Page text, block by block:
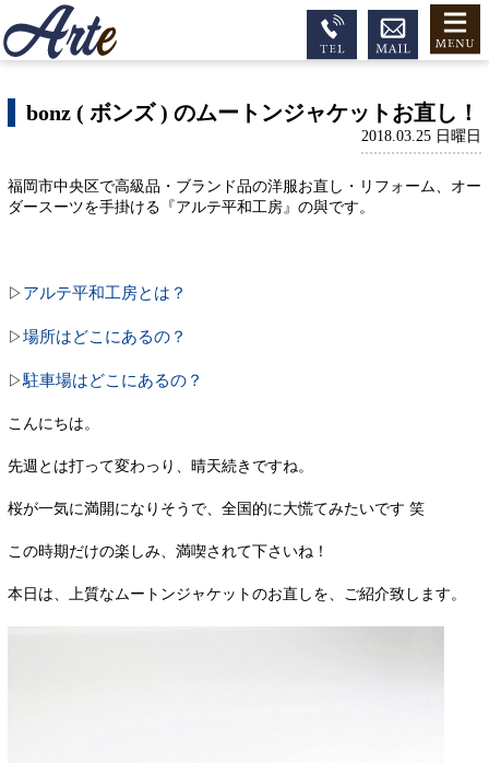
bonz ( ボンズ ) のムートンジャケットお直し！
2018.03.25 日曜日
福岡市中央区で高級品・ブランド品の洋服お直し・リフォーム、オー
ダースーツを手掛ける『アルテ平和工房』の與です。
▷ アルテ平和工房とは？
▷ 場所はどこにあるの？
▷ 駐車場はどこにあるの？
こんにちは。
先週とは打って変わっり、晴天続きですね。
桜が一気に満開になりそうで、全国的に大慌てみたいです 笑
この時期だけの楽しみ、満喫されて下さいね！
本日は、上質なムートンジャケットのお直しを、ご紹介致します。